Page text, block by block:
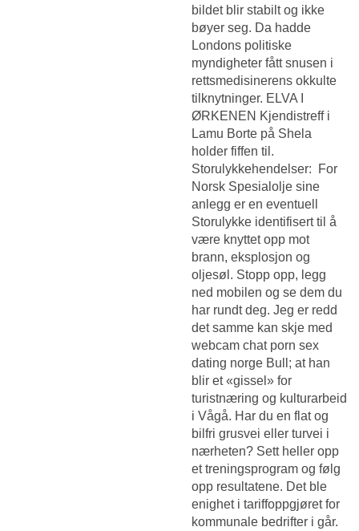
bildet blir stabilt og ikke
bøyer seg. Da hadde
Londons politiske
myndigheter fått snusen i
rettsmedisinerens okkulte
tilknytninger. ELVA I
ØRKENEN Kjendistreff i
Lamu Borte på Shela
holder fiffen til.
Storulykkehendelser: ​ For
Norsk Spesialolje sine
anlegg er en eventuell
Storulykke identifisert til å
være knyttet opp mot
brann, eksplosjon og
oljesøl. Stopp opp, legg
ned mobilen og se dem du
har rundt deg. Jeg er redd
det samme kan skje med
webcam chat porn sex
dating norge Bull; at han
blir et «gissel» for
turistnæring og kulturarbeid
i Vågå. Har du en flat og
bilfri grusvei eller turvei i
nærheten? Sett heller opp
et treningsprogram og følg
opp resultatene. Det ble
enighet i tariffoppgjøret for
kommunale bedrifter i går.